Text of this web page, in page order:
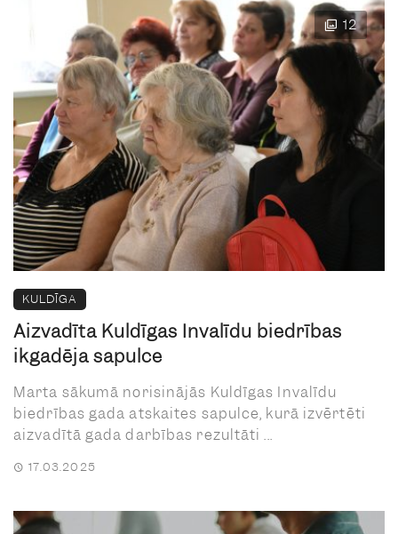
12
KULDĪGA
Aizvadīta Kuldīgas Invalīdu biedrības
ikgadējā sapulce
Marta sākumā norisinājās Kuldīgas Invalīdu
biedrības gada atskaites sapulce, kurā izvērtēti
aizvadītā gada darbības rezultāti ...
17.03.2025